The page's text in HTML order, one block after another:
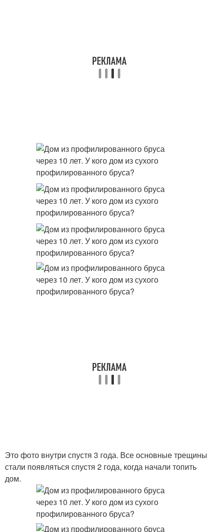
Это фото внутри спустя 3 года. Все основные трещины
стали появляться спустя 2 года, когда начали топить
дом.